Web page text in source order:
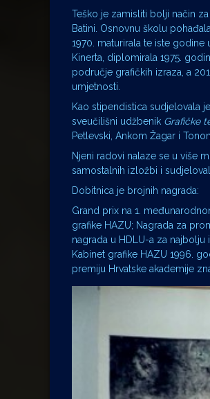
Teško je zamisliti bolji način
Batini. Osnovnu školu
1970. maturirala te iste
Kinerta, diplomirala 1975.
područje grafičkih izraza, a
umjetnosti.
Kao stipendistica sudjelovala
sveučilišni udžbenik Grafičke
Petlevski, Ankom Žagar i
Njeni radovi nalaze se u više
samostalnih izložbi i
Dobitnica je brojnih nagrada:
Grand prix na 1.
grafike HAZU; Nagrada za
nagrada u HDLU-a za
Kabinet grafike HAZU 1996.
premiju Hrvatske akademije